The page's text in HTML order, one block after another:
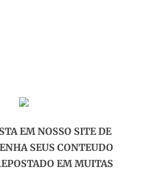
EM NOSSO SITE DE
SEUS CONTEUDO
EM MUITAS